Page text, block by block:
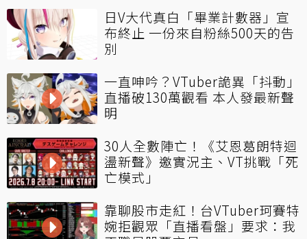
日V大代真白「畢業計數器」宣
布終止 一份來自粉絲500天的告
別
一直呻吟？VTuber詭異「抖動」
直播破130萬觀看 本人發最新聲
明
30人全數陣亡！《艾恩葛朗特迴
盪新聲》邀實況主、VT挑戰「死
亡模式」
靠聊股市走紅！台VTuber珂賽特
婉拒觀眾「直播看盤」要求：我